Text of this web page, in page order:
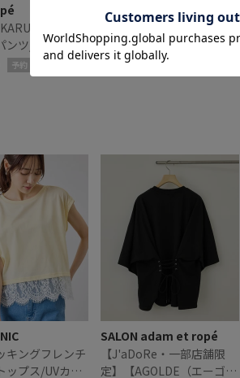
裏起毛
ンツ/セットア
予約
Jun & Ropé
【NOIR】KARUISHI 裏起毛
ジョガーパンツ/セットア
ップ対応
¥22,000 予約
キングフレンチ
ップス/UVカッ
SALON adam et ropé
【J'aDoRe・一部店舗限
定】【AGOLDE（エーゴー